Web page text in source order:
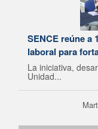
SENCE reúne a
laboral para
La iniciativa,
Unidad...